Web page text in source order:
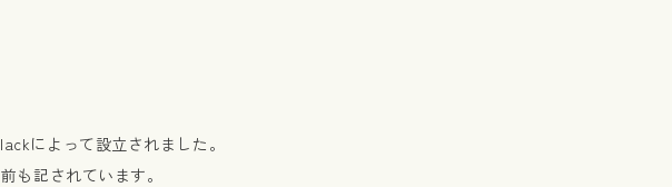
によって設立されました。
も記されています。